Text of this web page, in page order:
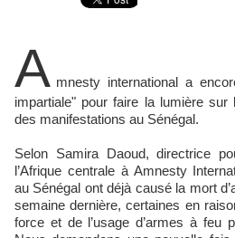
A mnesty international a
impartiale" pour faire la lumière
des manifestations au Sénégal.
Selon Samira Daoud, directrice
l’Afrique centrale à Amnesty
au Sénégal ont déjà causé la mort
semaine dernière, certaines en
force et de l’usage d’armes à feu